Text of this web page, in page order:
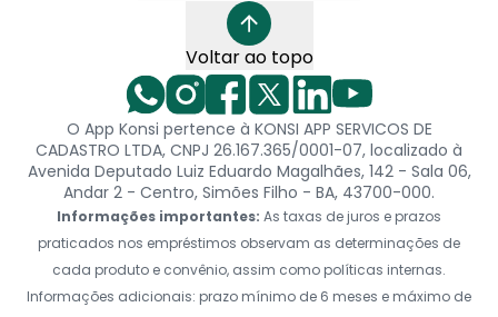
Voltar ao topo
O App Konsi pertence à KONSI APP SERVICOS DE
CADASTRO LTDA, CNPJ 26.167.365/0001-07, localizado à
Avenida Deputado Luiz Eduardo Magalhães, 142 - Sala 06,
Andar 2 - Centro, Simões Filho - BA, 43700-000.
Informações importantes: As taxas de juros e prazos
praticados nos empréstimos observam as determinações de
cada produto e convênio, assim como políticas internas.
Informações adicionais: prazo mínimo de 6 meses e máximo de